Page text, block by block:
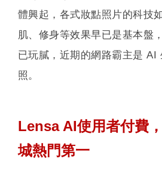
體興起，各式妝點照片的科技
肌、修身等效果早已是基本盤
已玩膩，近期的網路霸主是 AI
照。
Lensa AI使用者付費
城熱門第一